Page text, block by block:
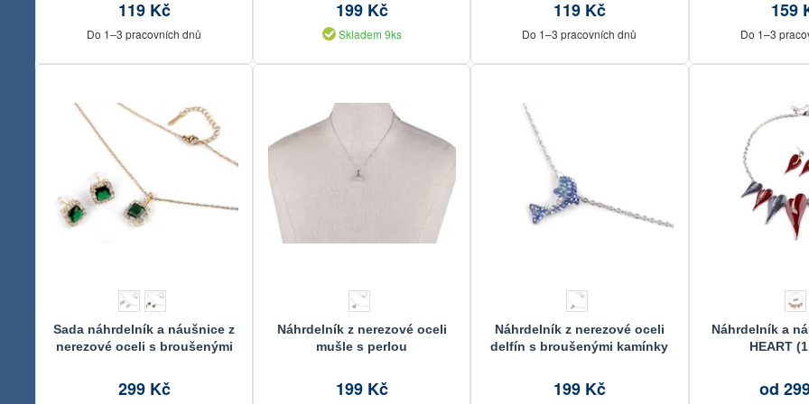
119 Kč
Do 1–3 pracovních dnů
199 Kč
Skladem 9ks
119 Kč
Do 1–3 pracovních dnů
159
Do 1–3
Sada náhrdelník a náušnice z
nerezové oceli s broušenými
299 Kč
Náhrdelník z nerezové oceli
mušle s perlou
199 Kč
Náhrdelník z nerezové oceli
delfín s broušenými kamínky
199 Kč
Náhrdelník a
HEART
od